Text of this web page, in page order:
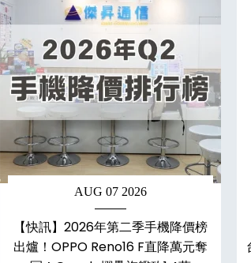
AUG 07 2026
【快訊】2026年第二季手機降價榜
出爐！OPPO Reno16 F直降萬元奪